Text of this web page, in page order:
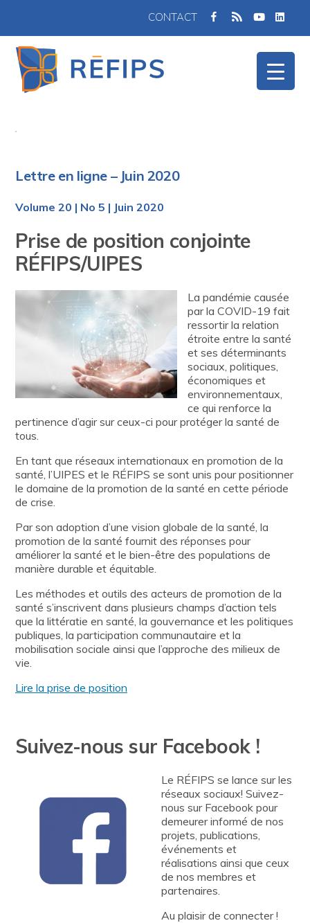
CONTACT FACEBOOK
TWITTER
FULX
RSS
Lettre en ligne – Juin 2020
Volume 20 | No 5 | Juin 2020
Prise de position conjointe
RÉFIPS/UIPES
La pandémie causée
par la COVID-19 fait
ressortir la relation
étroite entre la santé
et ses déterminants
sociaux, politiques,
économiques et
environnementaux,
ce qui renforce la
pertinence d’agir sur ceux-ci pour protéger la santé de
tous.
En tant que réseaux internationaux en promotion de la
santé, l’UIPES et le RÉFIPS se sont unis pour positionner
le domaine de la promotion de la santé en cette période
de crise.
Par son adoption d’une vision globale de la santé, la
promotion de la santé fournit des réponses pour
améliorer la santé et le bien-être des populations de
manière durable et équitable.
Les méthodes et outils des acteurs de promotion de la
santé s’inscrivent dans plusieurs champs d’action tels
que la littératie en santé, la gouvernance et les politiques
publiques, la participation communautaire et la
mobilisation sociale ainsi que l’approche des milieux de
vie.
Lire la prise de position
Suivez-nous sur Facebook !
Le RÉFIPS se lance sur les
réseaux sociaux! Suivez-
nous sur Facebook pour
demeurer informé de nos
projets, publications,
événements et
réalisations ainsi que ceux
de nos membres et
partenaires.
Au plaisir de connecter !